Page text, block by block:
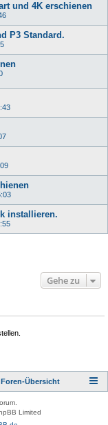
und 4K erschienen
P3 Standard.
installieren.
Gehe zu
Foren-Übersicht
Limited